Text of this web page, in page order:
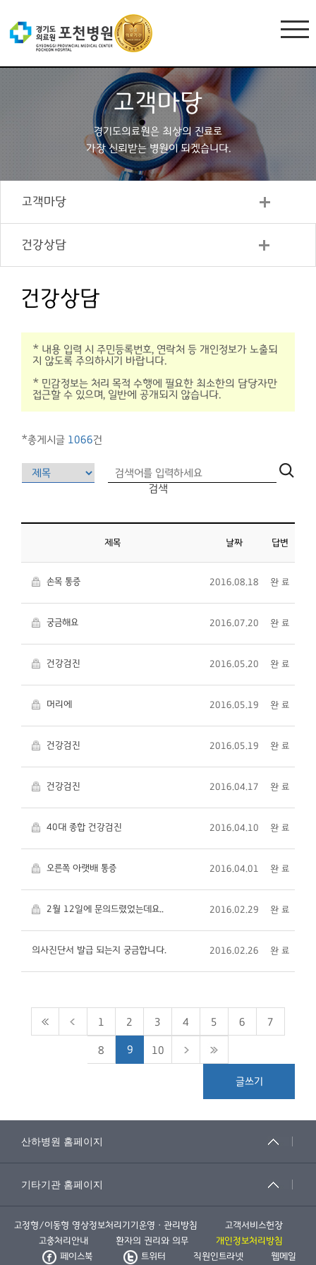
고객마당
경기도의료원은 최상의 진료로
가장 신뢰받는 병원이 되겠습니다.
고객마당
건강상담
건강상담
* 내용 입력 시 주민등록번호, 연락처 등 개인정보가 노출되
지 않도록 주의하시기 바랍니다.
* 민감정보는 처리 목적 수행에 필요한 최소한의 담당자만
접근할 수 있으며, 일반에 공개되지 않습니다.
*총게시글 1066건
검색
제목 날짜 답변
손목 통증 2016.08.18 완 료
궁금해요 2016.07.20 완 료
건강검진 2016.05.20 완 료
머리에 2016.05.19 완 료
건강검진 2016.05.19 완 료
건강검진 2016.04.17 완 료
40대 종합 건강검진 2016.04.10 완 료
오른쪽 아랫배 통증 2016.04.01 완 료
2월 12일에 문의드렸었는데요.. 2016.02.29 완 료
의사진단서 발급 되는지 궁금합니다. 2016.02.26 완 료
1 2 3 4 5 6 7
8 9 10
글쓰기
고정형/이동형 영상정보처리기기운영ㆍ관리방침
고객서비스헌장
고충처리안내
환자의 권리와 의무
개인정보처리방침
페이스북
트위터 직원인트라넷 웹메일